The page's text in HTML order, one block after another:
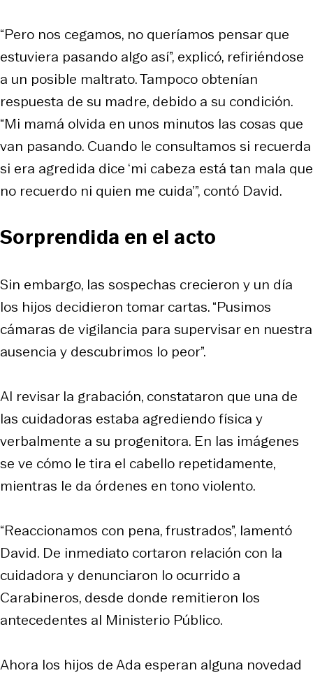
“Pero nos cegamos, no queríamos pensar que
estuviera pasando algo así”, explicó, refiriéndose
a un posible maltrato. Tampoco obtenían
respuesta de su madre, debido a su condición.
“Mi mamá olvida en unos minutos las cosas que
van pasando. Cuando le consultamos si recuerda
si era agredida dice ‘mi cabeza está tan mala que
no recuerdo ni quien me cuida’”, contó David.
Sorprendida en el acto
Sin embargo, las sospechas crecieron y un día
los hijos decidieron tomar cartas. “Pusimos
cámaras de vigilancia para supervisar en nuestra
ausencia y descubrimos lo peor”.
Al revisar la grabación, constataron que una de
las cuidadoras estaba agrediendo física y
verbalmente a su progenitora. En las imágenes
se ve cómo le tira el cabello repetidamente,
mientras le da órdenes en tono violento.
“Reaccionamos con pena, frustrados”, lamentó
David. De inmediato cortaron relación con la
cuidadora y denunciaron lo ocurrido a
Carabineros, desde donde remitieron los
antecedentes al Ministerio Público.
Ahora los hijos de Ada esperan alguna novedad